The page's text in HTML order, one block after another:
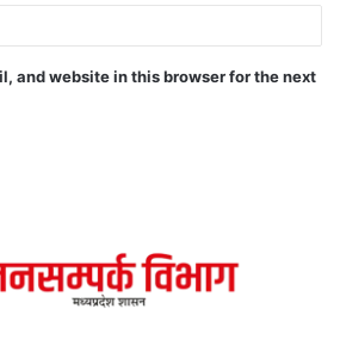
and website in this browser for the next